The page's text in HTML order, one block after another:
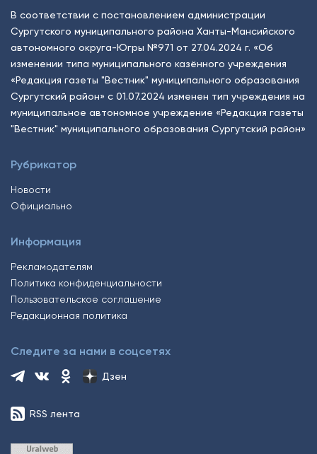
В соответствии с постановлением администрации
Сургутского муниципального района Ханты-Мансийского
автономного округа-Югры №971 от 27.04.2024 г. «Об
изменении типа муниципального казённого учреждения
«Редакция газеты "Вестник" муниципального образования
Сургутский район» с 01.07.2024 изменен тип учреждения на
муниципальное автономное учреждение «Редакция газеты
"Вестник" муниципального образования Сургутский район»
Рубрикатор
Новости
Официально
Информация
Рекламодателям
Политика конфиденциальности
Пользовательское соглашение
Редакционная политика
Следите за нами в соцсетях
Дзен
RSS лента